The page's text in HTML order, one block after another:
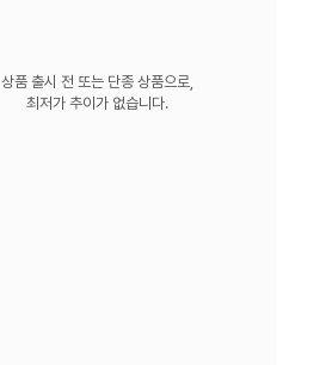
상품 출시 전 또는 단종 상품으로,
최저가 추이가 없습니다.